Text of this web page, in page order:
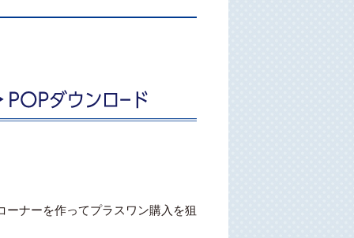
ナーを作ってプラスワン購入を狙